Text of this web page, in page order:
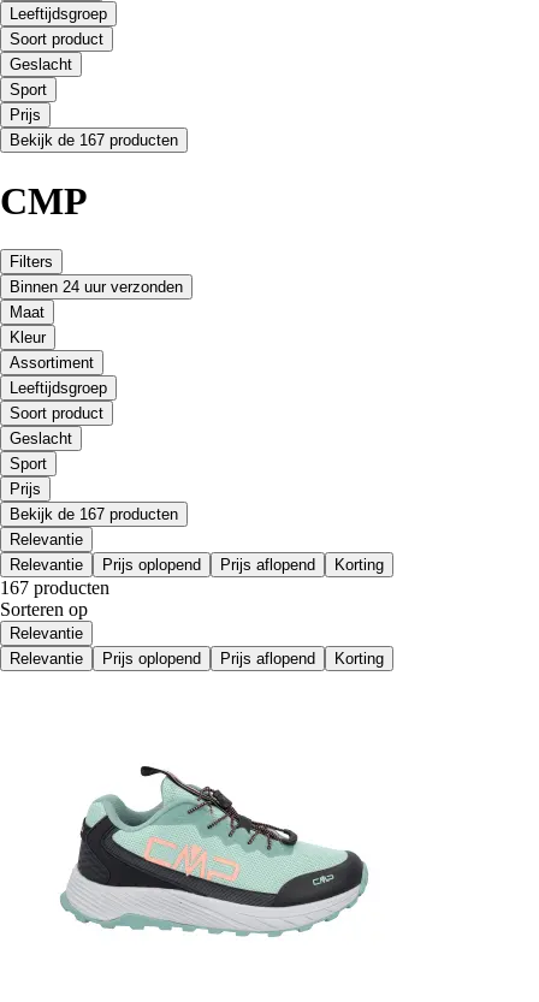
Leeftijdsgroep
Soort product
Geslacht
Sport
Prijs
Bekijk de 167 producten
CMP
Filters
Binnen 24 uur verzonden
Maat
Kleur
Assortiment
Leeftijdsgroep
Soort product
Geslacht
Sport
Prijs
Bekijk de 167 producten
Relevantie
Relevantie
Prijs oplopend Prijs aflopend Korting
167 producten
Sorteren op
Relevantie
Relevantie
Prijs oplopend Prijs aflopend Korting